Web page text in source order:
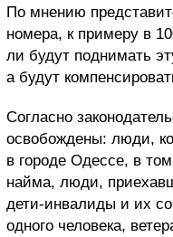
По мнению
номера, к примеру в
ли будут поднимать
а будут
Согласно
освобождены: люди,
в городе Одессе, в
найма, люди,
дети-инвалиды и их
одного человека,